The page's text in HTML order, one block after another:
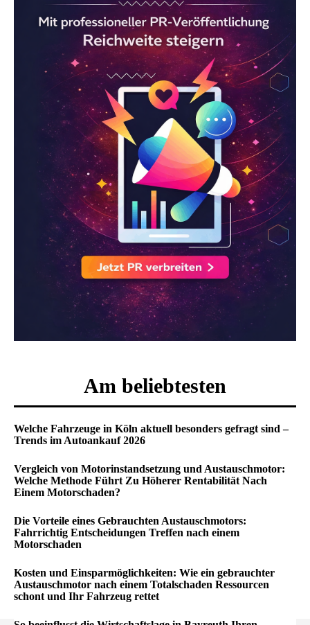
Am beliebtesten
Welche Fahrzeuge in Köln aktuell besonders gefragt sind –
Trends im Autoankauf 2026
Vergleich von Motorinstandsetzung und Austauschmotor:
Welche Methode Führt Zu Höherer Rentabilität Nach
Einem Motorschaden?
Die Vorteile eines Gebrauchten Austauschmotors:
Fahrrichtig Entscheidungen Treffen nach einem
Motorschaden
Kosten und Einsparmöglichkeiten: Wie ein gebrauchter
Austauschmotor nach einem Totalschaden Ressourcen
schont und Ihr Fahrzeug rettet